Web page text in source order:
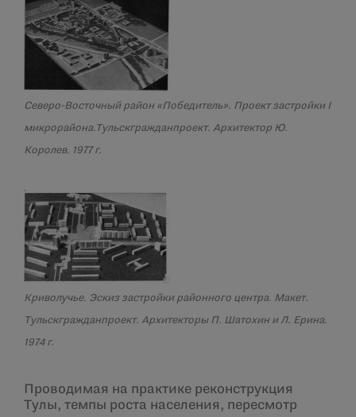
Северо-Восточный район «Победитель». Проект застройки I
микрорайона. Тульскгражданпроект. Архитектор Ю.
Королев. 1977 г.
Криволучье. Эскиз застройки районного центра. Макет.
Тульскгражданпроект. Архитекторы П. Шатохин и Л. Ерина.
1974 г.
Проводимая на практике реконструкция
Тулы, темпы роста населения, пересмотр